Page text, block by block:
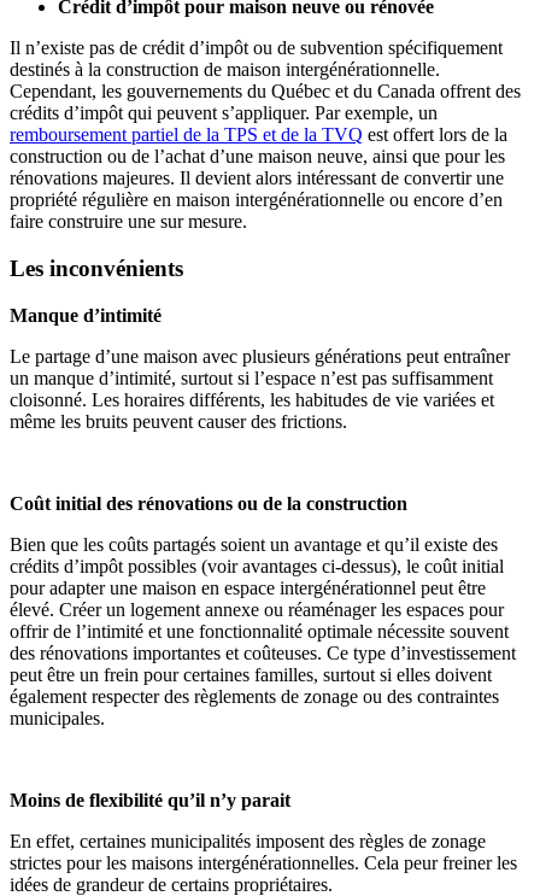
Crédit d’impôt pour maison neuve ou rénovée
Il n’existe pas de crédit d’impôt ou de subvention spécifiquement
destinés à la construction de maison intergénérationnelle.
Cependant, les gouvernements du Québec et du Canada offrent des
crédits d’impôt qui peuvent s’appliquer. Par exemple, un
remboursement partiel de la TPS et de la TVQ est offert lors de la
construction ou de l’achat d’une maison neuve, ainsi que pour les
rénovations majeures. Il devient alors intéressant de convertir une
propriété régulière en maison intergénérationnelle ou encore d’en
faire construire une sur mesure.
Les inconvénients
Manque d’intimité
Le partage d’une maison avec plusieurs générations peut entraîner
un manque d’intimité, surtout si l’espace n’est pas suffisamment
cloisonné. Les horaires différents, les habitudes de vie variées et
même les bruits peuvent causer des frictions.
Coût initial des rénovations ou de la construction
Bien que les coûts partagés soient un avantage et qu’il existe des
crédits d’impôt possibles (voir avantages ci-dessus), le coût initial
pour adapter une maison en espace intergénérationnel peut être
élevé. Créer un logement annexe ou réaménager les espaces pour
offrir de l’intimité et une fonctionnalité optimale nécessite souvent
des rénovations importantes et coûteuses. Ce type d’investissement
peut être un frein pour certaines familles, surtout si elles doivent
également respecter des règlements de zonage ou des contraintes
municipales.
Moins de flexibilité qu’il n’y parait
En effet, certaines municipalités imposent des règles de zonage
strictes pour les maisons intergénérationnelles. Cela peur freiner les
idées de grandeur de certains propriétaires.